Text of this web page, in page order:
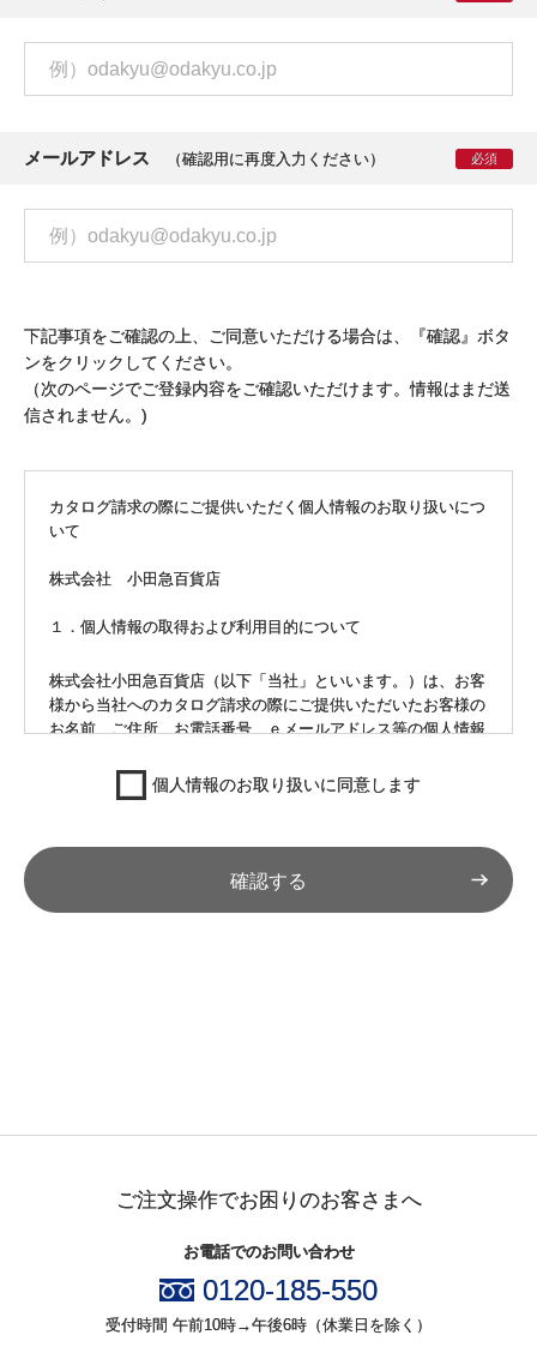
メールアドレス （確認用に再度入力ください） 必須
下記事項をご確認の上、ご同意いただける場合は、『確認』ボタ
ンをクリックしてください。
（次のページでご登録内容をご確認いただけます。情報はまだ送
信されません。)
カタログ請求の際にご提供いただく個人情報のお取り扱いにつ
いて
株式会社 小田急百貨店
１．個人情報の取得および利用目的について
株式会社小田急百貨店（以下「当社」といいます。）は、お客
様から当社へのカタログ請求の際にご提供いただいたお客様の
お名前、ご住所、お電話番号、ｅメールアドレス等の個人情報
たします。
２．安全管理のために講じる措置について
ている事実または兆候を把握した場合、速やかに責任者に
実施するとともに、外部の監査員による監査を受けていま
個人情報のお取り扱いに同意します
確認する
ご注文操作でお困りのお客さまへ
お電話でのお問い合わせ
0120-185-550
受付時間 午前10時→午後6時（休業日を除く）